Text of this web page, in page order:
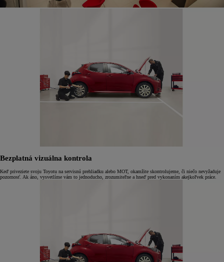
Bezplatná vizuálna kontrola
Keď priveziete svoju Toyotu na servisnú prehliadku alebo MOT, okamžite skontrolujeme, či niečo nevyžaduje
pozornosť. Ak áno, vysvetlíme vám to jednoducho, zrozumiteľne a hneď pred vykonaním akejkoľvek práce.